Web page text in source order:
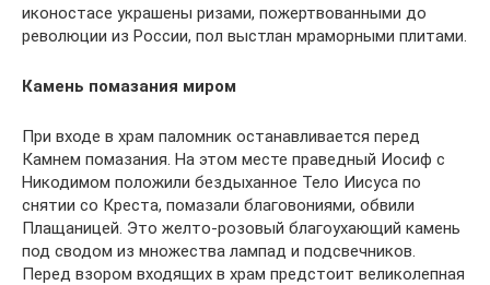
иконостасе украшены ризами, пожертвованными до
революции из России, пол выстлан мраморными плитами.
Камень помазания миром
При входе в храм паломник останавливается перед
Камнем помазания. На этом месте праведный Иосиф с
Никодимом положили бездыханное Тело Иисуса по
снятии со Креста, помазали благовониями, обвили
Плащаницей. Это желто-розовый благоухающий камень
под сводом из множества лампад и подсвечников.
Перед взором входящих в храм предстоит великолепная